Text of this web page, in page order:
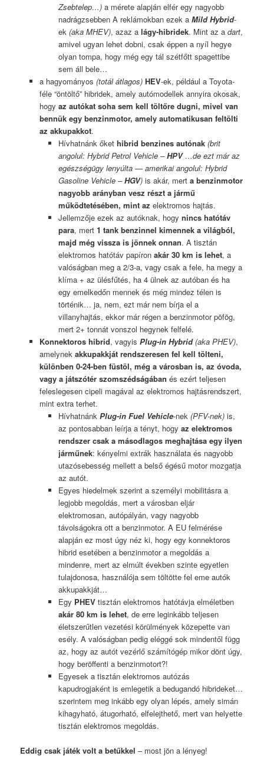
Zsebtelep…) a mérete alapján elfér egy nagyobb
nadrágzsebben A reklámokban ezek aMild Hybrid-
ek(aka MHEV), azaz alágy-hibridek. Mint az adart,
amivel ugyan lehet dobni, csak éppen a nyíl hegye
olyan tompa, hogy még egy tál szétfőtt spagettibe
sem áll bele…
a hagyományos (totál átlagos) HEV-ek, például a Toyota-
féle “öntöltő” hibridek, amely autómodellek annyira okosak,
hogy az autókat soha sem kell töltőre dugni, mivel van
bennük egy benzinmotor, amely automatikusan feltölti
az akkupakkot.
Hívhatnánk őkethibrid benzines autónak (brit
angolul: Hybrid Petrol Vehicle –HPV…de ezt már az
egészségügy lenyúlta — amerikai angolul: Hybrid
Gasoline Vehicle –HGV) is akár, merta benzinmotor
nagyobb arányban vesz részt a jármű
működtetésében, mint azelektromos hajtás.
Jellemzője ezek az autóknak, hogynincs hatótáv
para, mert1 tank benzinnel kimennek a világból,
majd még vissza is jönnek onnan. A tisztán
elektromos hatótáv papíronakár 30 km is lehet, a
valóságban meg a 2/3-a, vagy csak a fele, ha megy a
klíma + az ülésfűtés, ha 4 ülnek az autóban és ha
egy emelkedőn mennek és még mindez télen is
történik… ja, nem, ezt már nem bírja el a
villanyhajtás, ekkor már régen a benzinmotor pöfög,
mert 2+ tonnát vonszol hegynek felfelé.
Konnektoros hibrid, vagyis Plug-in Hybrid(aka PHEV),
amelynek akkupakkját rendszeresen fel kell tölteni,
különben 0-24-ben füstöl, még a városban is, az óvoda,
vagy a játszótér szomszédságában és ezért teljesen
feleslegesen cipeli magával az elektromos hajtásrendszert,
mint extra terhet.
HívhatnánkPlug-in Fuel Vehicle-nek(PFV-nek) is,
az pontosabban leírja a tényt, hogyaz elektromos
rendszer csak a másodlagos meghajtása egy ilyen
járműnek: kényelmi extrák használata és nagyobb
utazósebesség mellett a belső égésű motor mozgatja
az autót.
Egyes hiedelmek szerint a személyi mobilitásra a
legjobb megoldás, mert a városban eljár
elektromosan, autópályán, vagy nagyobb
távolságokra ott a benzinmotor. A EU felmérése
alapján ez most úgy néz ki, hogy egy konnektoros
hibrid esetében a benzinmotor a megoldás a
mindenre, mert az elmúlt években szinte egyetlen
tulajdonosa, használója sem töltötte fel eme autók
akkupakkját…
Egy PHEV tisztán elektromos hatótávja elméletben
akár 80 km is lehet, de erre leginkább teljesen
életszerűtlen vezetési körülmények közepette van
esély. A valóságban pedig eléggé sok mindentől függ
az, hogy az autót vezérlő számítógép mikor dönt úgy,
hogy beröffenti a benzinmotort?!
Egyesek a tisztán elektromos autózás
kapudrogjaként is emlegetik a bedugandó hibrideket…
szerintem meg inkább egy olyan lépés, amely simán
kihagyható, átugorható, elfelejthető, mert van helyette
tisztán elektromos megoldás.
Eddig csak játék volt a betűkkel – most jön a lényeg!